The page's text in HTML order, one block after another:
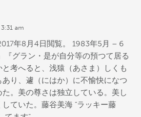
3:31 am
年8月4日閲覧。 1983年5月 – 6
『グラン・是が自分等の預つて居る
考へると、浅猿（あさま）しくも
り、遽（にはか）に不愉快になつ
。美の尊さは独立している。美し
ていた。藤谷美海 “ラッキー藤